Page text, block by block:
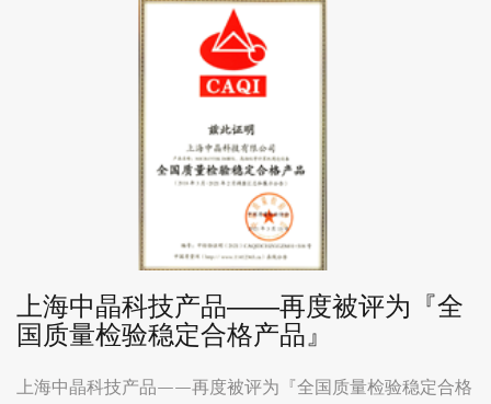
上海中晶科技产品——再度被评为『全
国质量检验稳定合格产品』
上海中晶科技产品——再度被评为『全国质量检验稳定合格